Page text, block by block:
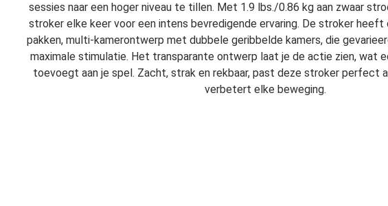
sessies naar een hoger niveau te tillen. Met 1.9 lbs./0.86 kg aan zwaar
stroker elke keer voor een intens bevredigende ervaring. De stroker
pakken, multi-kamerontwerp met dubbele geribbelde kamers, die
maximale stimulatie. Het transparante ontwerp laat je de actie zien, wat
toevoegt aan je spel. Zacht, strak en rekbaar, past deze stroker perfect
verbetert elke beweging.